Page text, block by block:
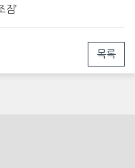
짐’
목록